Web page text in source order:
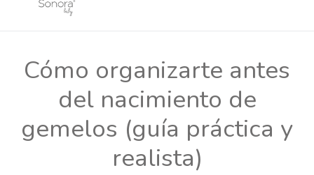
Cómo organizarte antes
del nacimiento de
gemelos (guía práctica y
realista)